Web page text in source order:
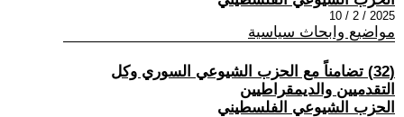
2025 / 2 / 10
مواضيع وابحاث سياسية
(32) تضامناً مع الحزب الشيوعي السوري وكل
التقدميين والديمقراطيين
الحزب الشيوعي الفلسطيني